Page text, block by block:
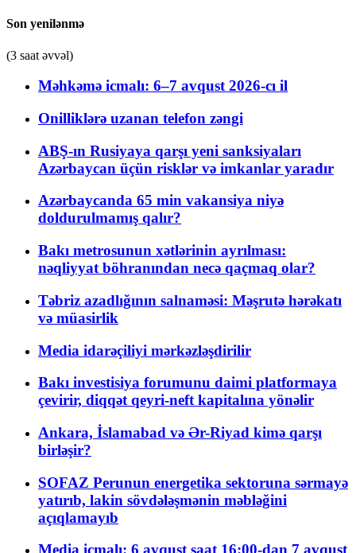
Son yenilənmə
(3 saat əvvəl)
Məhkəmə icmalı: 6–7 avqust 2026-cı il
Onilliklərə uzanan telefon zəngi
ABŞ-ın Rusiyaya qarşı yeni sanksiyaları
Azərbaycan üçün risklər və imkanlar yaradır
Azərbaycanda 65 min vakansiya niyə
doldurulmamış qalır?
Bakı metrosunun xətlərinin ayrılması:
nəqliyyat böhranından necə qaçmaq olar?
Təbriz azadlığının salnaməsi: Məşrutə hərəkatı
və müasirlik
Media idarəçiliyi mərkəzləşdirilir
Bakı investisiya forumunu daimi platformaya
çevirir, diqqət qeyri-neft kapitalına yönəlir
Ankara, İslamabad və Ər-Riyad kimə qarşı
birləşir?
SOFAZ Perunun energetika sektoruna sərmayə
yatırıb, lakin sövdələşmənin məbləğini
açıqlamayıb